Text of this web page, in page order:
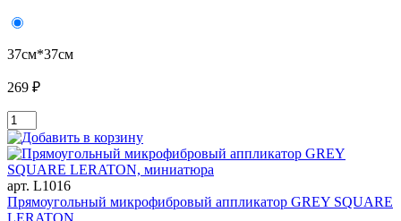
37см*37см
269 ₽
арт. L1016
Прямоугольный микрофибровый аппликатор GREY SQUARE
LERATON